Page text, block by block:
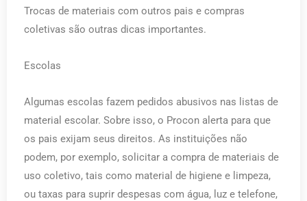
Trocas de materiais com outros pais e compras
coletivas são outras dicas importantes.
Escolas
Algumas escolas fazem pedidos abusivos nas listas de
material escolar. Sobre isso, o Procon alerta para que
os pais exijam seus direitos. As instituições não
podem, por exemplo, solicitar a compra de materiais de
uso coletivo, tais como material de higiene e limpeza,
ou taxas para suprir despesas com água, luz e telefone,